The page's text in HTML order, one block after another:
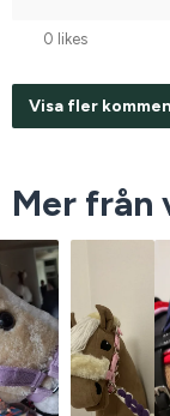
0 likes
Visa fler
Mer från